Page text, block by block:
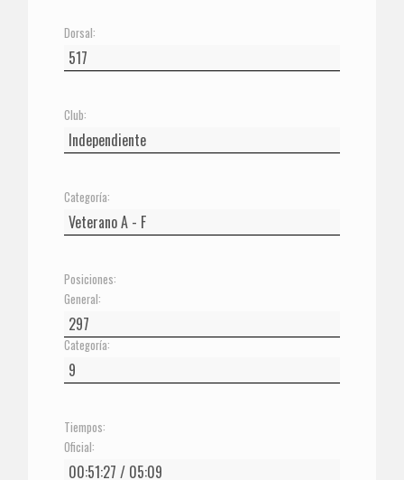
Dorsal:
Club:
Categoría:
Posiciones:
General:
Categoría:
Tiempos:
Oficial: